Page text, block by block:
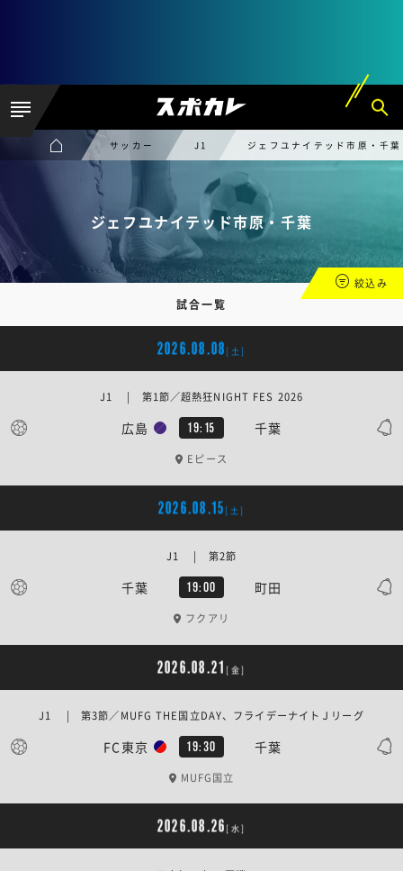
サッカー J1 ジェフユナイテッド市原・千葉
ジェフユナイテッド市原・千葉
試合一覧
絞込み
2026.08.08 [土]
広島 19:15 千葉
J1 | 第1節／超熱狂NIGHT FES 2026
Eピース
2026.08.15 [土]
千葉 19:00 町田
J1 | 第2節
フクアリ
2026.08.21 [金]
FC東京 19:30 千葉
J1 | 第3節／MUFG THE国立DAY、フライデーナイトＪリーグ
MUFG国立
2026.08.26 [水]